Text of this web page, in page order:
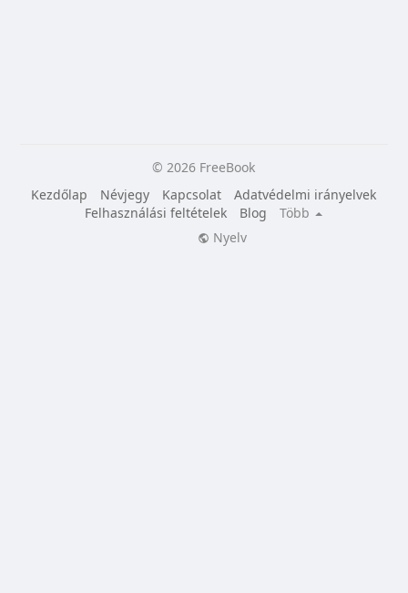
© 2026 FreeBook
Kezdőlap
Névjegy Kapcsolat
Adatvédelmi irányelvek
Felhasználási feltételek
Blog
Több
Nyelv